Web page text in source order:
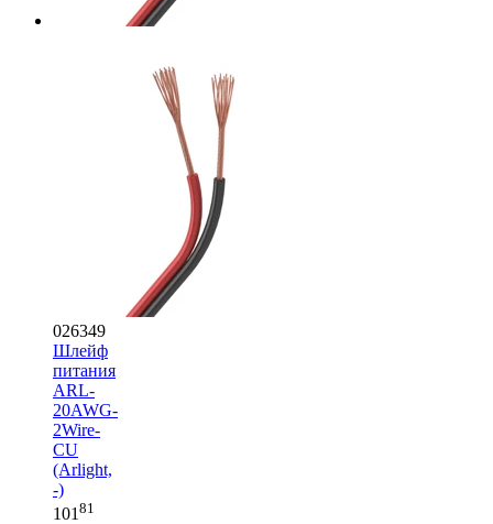
026349
Шлейф
питания
ARL-
20AWG-
2Wire-
CU
(Arlight,
-)
101 81